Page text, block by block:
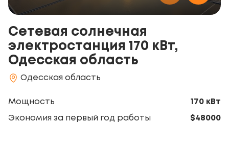
Сетевая солнечная
электростанция 170 кВт,
Одесская область
Одесская область
Мощность 170 кВт
Экономия за первый год работы $48000